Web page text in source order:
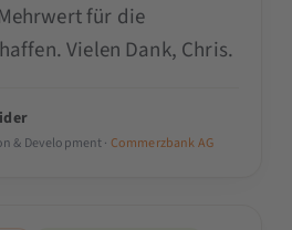
für die
Vielen Dank, Chris.
Head of Innovation & Development · Commerzbank AG